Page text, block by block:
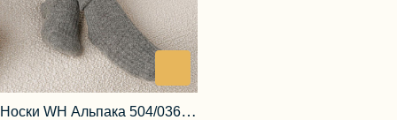
Носки WH Альпака 504/036